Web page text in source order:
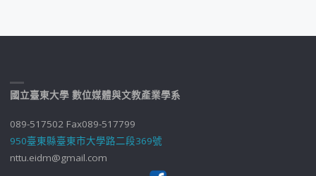
國立臺東大學 數位媒體與文教產業學系
089-517502 Fax089-517799
950臺東縣臺東市大學路二段369號
nttu.eidm@gmail.com